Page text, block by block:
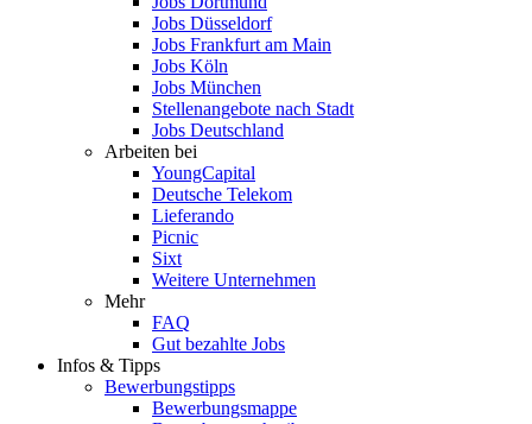
Jobs Düsseldorf
Jobs Frankfurt am Main
Jobs Köln
Jobs München
Stellenangebote nach Stadt
Jobs Deutschland
Arbeiten bei
YoungCapital
Deutsche Telekom
Lieferando
Picnic
Sixt
Weitere Unternehmen
Mehr
FAQ
Gut bezahlte Jobs
Infos & Tipps
Bewerbungstipps
Bewerbungsmappe